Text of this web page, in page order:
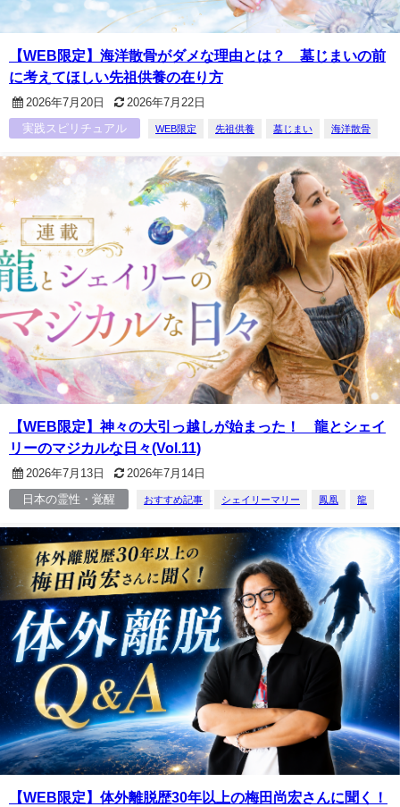
【WEB限定】海洋散骨がダメな理由とは？ 墓じまいの前
に考えてほしい先祖供養の在り方
2026年7月20日 2026年7月22日
実践スピリチュアル WEB限定 先祖供養 墓じまい 海洋散骨
【WEB限定】神々の大引っ越しが始まった！ 龍とシェイ
リーのマジカルな日々(Vol.11)
2026年7月13日 2026年7月14日
日本の霊性・覚醒 おすすめ記事 シェイリーマリー 鳳凰 龍
【WEB限定】体外離脱歴30年以上の梅田尚宏さんに聞く！